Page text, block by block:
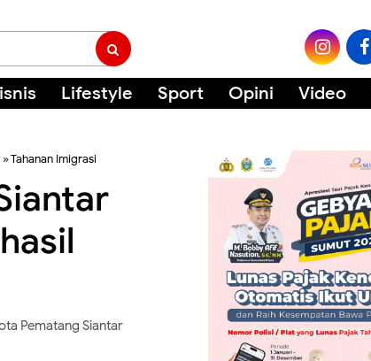
Lifestyle Sport Opini Video
»Tahanan Imigrasi
Pematang Siantar